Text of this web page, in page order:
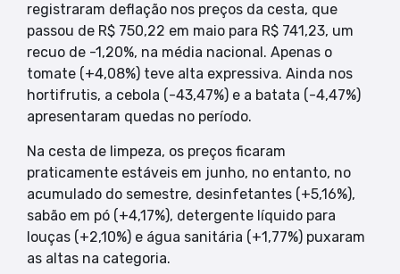
registraram deflação nos preços da cesta, que
passou de R$ 750,22 em maio para R$ 741,23, um
recuo de -1,20%, na média nacional. Apenas o
tomate (+4,08%) teve alta expressiva. Ainda nos
hortifrutis, a cebola (-43,47%) e a batata (-4,47%)
apresentaram quedas no período.
Na cesta de limpeza, os preços ficaram
praticamente estáveis em junho, no entanto, no
acumulado do semestre, desinfetantes (+5,16%),
sabão em pó (+4,17%), detergente líquido para
louças (+2,10%) e água sanitária (+1,77%) puxaram
as altas na categoria.